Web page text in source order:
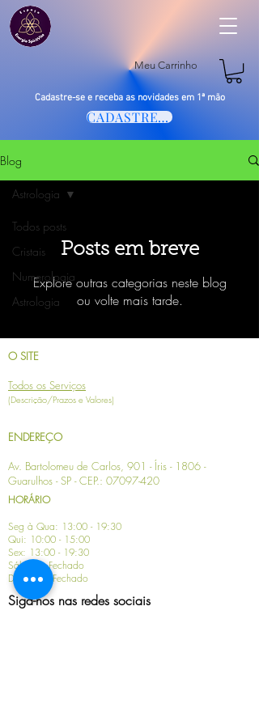
Meu Carrinho
Cadastre-se e receba as novidades em 1ª mão
CADASTRE-SE
Blog
Todos posts
Cristais
Numerologia
Astrologia
Astrologia
Posts em breve
Explore outras categorias neste blog
ou volte mais tarde.
O SITE
Todos os Serviços
(Descrição/Prazos e Valores)
ENDEREÇO
Av. Bartolomeu de Carlos, 901 - Íris - 1806 -
Guarulhos - SP - CEP.: 07097-420
HORÁRIO
Seg à Qua: 13:00 - 19:30
Qui: 10:00 - 15:00
Sex: 13:00 - 19:30
Sábado: Fechado
Domingo: Fechado
Siga-nos nas redes sociais